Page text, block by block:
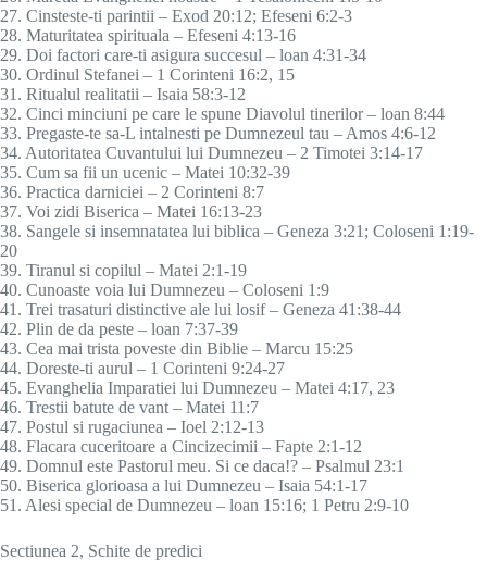
27. Cinsteste-ti parintii – Exod 20:12; Efeseni 6:2-3
28. Maturitatea spirituala – Efeseni 4:13-16
29. Doi factori care-ti asigura succesul – loan 4:31-34
30. Ordinul Stefanei – 1 Corinteni 16:2, 15
31. Ritualul realitatii – Isaia 58:3-12
32. Cinci minciuni pe care le spune Diavolul tinerilor – loan 8:44
33. Pregaste-te sa-L intalnesti pe Dumnezeul tau – Amos 4:6-12
34. Autoritatea Cuvantului lui Dumnezeu – 2 Timotei 3:14-17
35. Cum sa fii un ucenic – Matei 10:32-39
36. Practica darniciei – 2 Corinteni 8:7
37. Voi zidi Biserica – Matei 16:13-23
38. Sangele si insemnatatea lui biblica – Geneza 3:21; Coloseni 1:19-
20
39. Tiranul si copilul – Matei 2:1-19
40. Cunoaste voia lui Dumnezeu – Coloseni 1:9
41. Trei trasaturi distinctive ale lui losif – Geneza 41:38-44
42. Plin de da peste – loan 7:37-39
43. Cea mai trista poveste din Biblie – Marcu 15:25
44. Doreste-ti aurul – 1 Corinteni 9:24-27
45. Evanghelia Imparatiei lui Dumnezeu – Matei 4:17, 23
46. Trestii batute de vant – Matei 11:7
47. Postul si rugaciunea – Ioel 2:12-13
48. Flacara cuceritoare a Cincizecimii – Fapte 2:1-12
49. Domnul este Pastorul meu. Si ce daca!? – Psalmul 23:1
50. Biserica glorioasa a lui Dumnezeu – Isaia 54:1-17
51. Alesi special de Dumnezeu – loan 15:16; 1 Petru 2:9-10
Sectiunea 2, Schite de predici